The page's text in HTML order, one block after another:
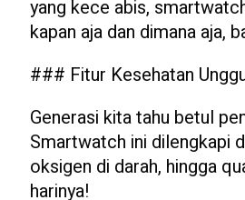
yang kece abis,
kapan aja dan dimana aja,
### Fitur Kesehatan
Generasi kita tahu betul
Smartwatch ini dilengkapi
oksigen di darah, hingga
harinya!